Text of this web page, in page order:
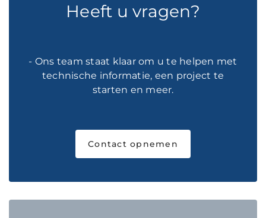
Heeft u vragen?
- Ons team staat klaar om u te helpen met
technische informatie, een project te
starten en meer.
Contact opnemen